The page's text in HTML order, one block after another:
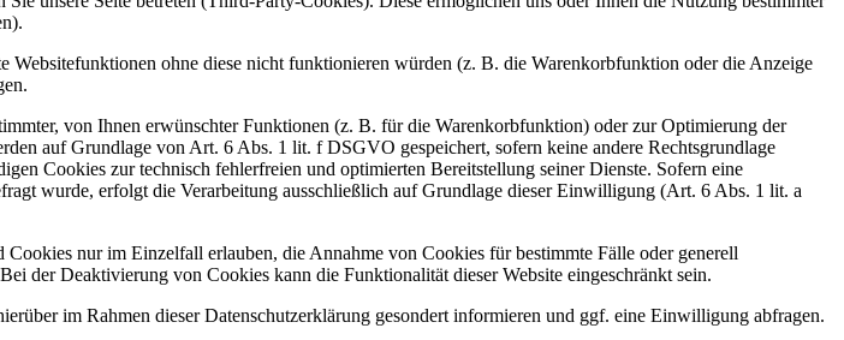
ohne diese nicht funktionieren würden (z. B. die Warenkorbfunktion oder die Anzeige
von Ihnen erwünschter Funktionen (z. B. für die Warenkorbfunktion) oder zur Optimierung der
auf Grundlage von Art. 6 Abs. 1 lit. f DSGVO gespeichert, sofern keine andere Rechtsgrundlage
Cookies zur technisch fehlerfreien und optimierten Bereitstellung seiner Dienste. Sofern eine
wurde, erfolgt die Verarbeitung ausschließlich auf Grundlage dieser Einwilligung (Art. 6 Abs. 1 lit. a
nur im Einzelfall erlauben, die Annahme von Cookies für bestimmte Fälle oder generell
der Deaktivierung von Cookies kann die Funktionalität dieser Website eingeschränkt sein.
im Rahmen dieser Datenschutzerklärung gesondert informieren und ggf. eine Einwilligung abfragen.